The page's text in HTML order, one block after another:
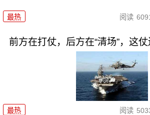
最热 阅读
前方在打仗，后方在“清场”，这仗
最热 阅读